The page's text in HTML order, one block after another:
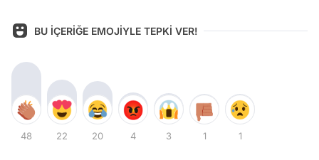
BU İÇERİĞE EMOJİYLE TEPKİ VER!
48 22 20 4 3 1 1